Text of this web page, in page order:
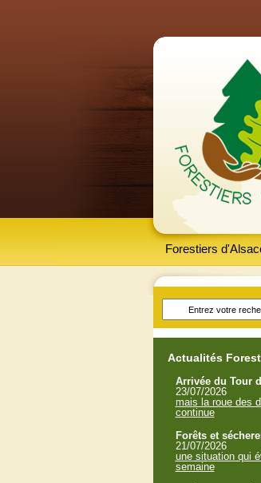
Forestiers
Actualités
Arrivée du Tour
23/07/2026
mais la roue des
continue
Forêts et
21/07/2026
une situation qui
semaine